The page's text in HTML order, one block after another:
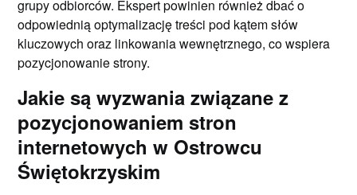
grupy odbiorców. Ekspert powinien również dbać o
odpowiednią optymalizację treści pod kątem słów
kluczowych oraz linkowania wewnętrznego, co wspiera
pozycjonowanie strony.
Jakie są wyzwania związane z
pozycjonowaniem stron
internetowych w Ostrowcu
Świętokrzyskim